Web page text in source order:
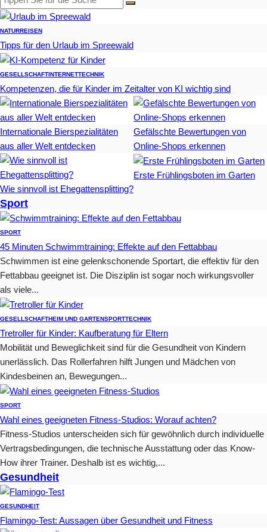
NATURREISEN
Tipps für den Urlaub im Spreewald
GESELLSCHAFTINTERNETTECHNIK
Kompetenzen, die für Kinder im Zeitalter von KI wichtig sind
Internationale Bierspezialitäten
aus aller Welt entdecken
Gefälschte Bewertungen von
Online-Shops erkennen
Wie sinnvoll ist Ehegattensplitting?
Erste Frühlingsboten im Garten
Sport
SPORT
45 Minuten Schwimmtraining: Effekte auf den Fettabbau
Schwimmen ist eine gelenkschonende Sportart, die effektiv für den
Fettabbau geeignet ist. Die Disziplin ist sogar noch wirkungsvoller
als viele...
GESELLSCHAFTHEIM UND GARTENSPORTTECHNIK
Tretroller für Kinder: Kaufberatung für Eltern
Mobilität und Beweglichkeit sind für die Gesundheit von Kindern
unerlässlich. Das Rollerfahren hilft Jungen und Mädchen von
Kindesbeinen an, Bewegungen...
SPORT
Wahl eines geeigneten Fitness-Studios: Worauf achten?
Fitness-Studios unterscheiden sich für gewöhnlich durch individuelle
Vertragsbedingungen, die technische Ausstattung oder das Know-
How ihrer Trainer. Deshalb ist es wichtig,...
Gesundheit
GESUNDHEIT
Flamingo-Test: Aussagen über Gesundheit und Fitness